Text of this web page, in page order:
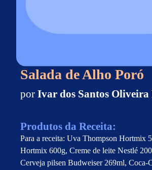
Salada de Alho Poró
por Ivar dos Santos Oliveira
Produtos da Receita:
Para a receita: Uva Thompson Hortmix
Hortmix 600g, Creme de leite Nestlé
Cerveja pilsen Budweiser 269ml, Coca-